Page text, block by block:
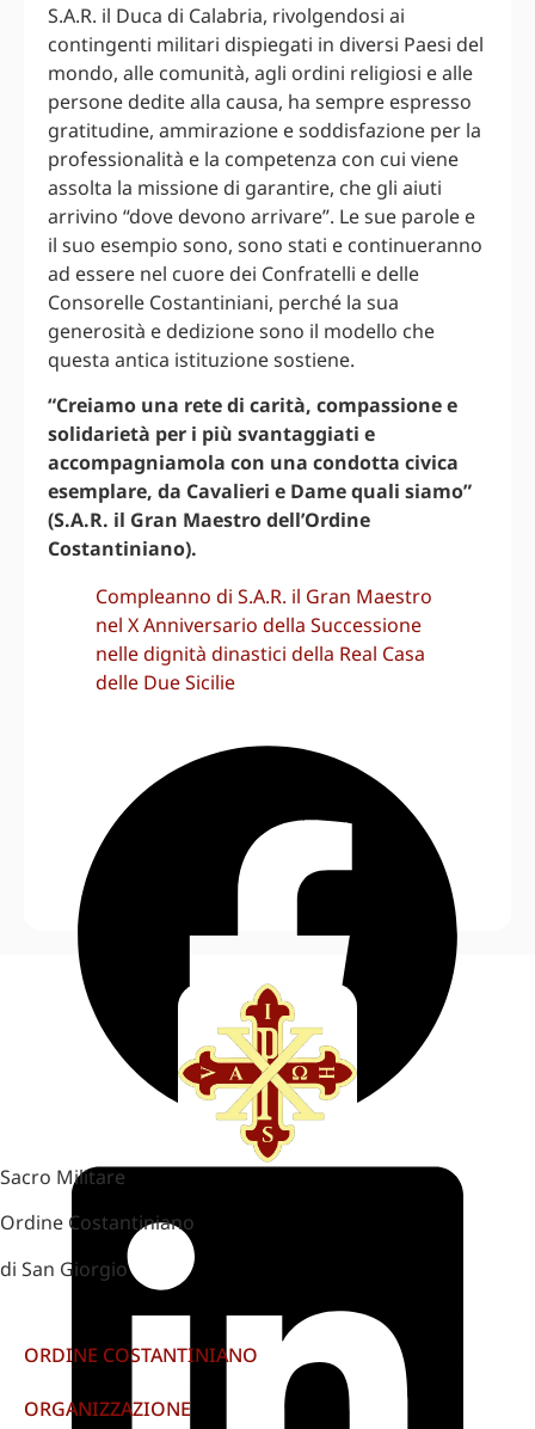
S.A.R. il Duca di Calabria, rivolgendosi ai
contingenti militari dispiegati in diversi Paesi del
mondo, alle comunità, agli ordini religiosi e alle
persone dedite alla causa, ha sempre espresso
gratitudine, ammirazione e soddisfazione per la
professionalità e la competenza con cui viene
assolta la missione di garantire, che gli aiuti
arrivino “dove devono arrivare”. Le sue parole e
il suo esempio sono, sono stati e continueranno
ad essere nel cuore dei Confratelli e delle
Consorelle Costantiniani, perché la sua
generosità e dedizione sono il modello che
questa antica istituzione sostiene.
“Creiamo una rete di carità, compassione e
solidarietà per i più svantaggiati e
accompagniamola con una condotta civica
esemplare, da Cavalieri e Dame quali siamo”
(S.A.R. il Gran Maestro dell’Ordine
Costantiniano).
Compleanno di S.A.R. il Gran Maestro
nel X Anniversario della Successione
nelle dignità dinastici della Real Casa
delle Due Sicilie
Sacro Militare
Ordine Costantiniano
di San Giorgio
ORDINE COSTANTINIANO
ORGANIZZAZIONE